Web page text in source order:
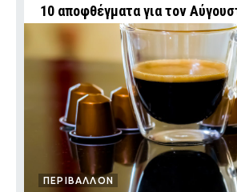
10 αποφθέγματα για τον
ΠΕΡΙΒΑΛΛΟΝ